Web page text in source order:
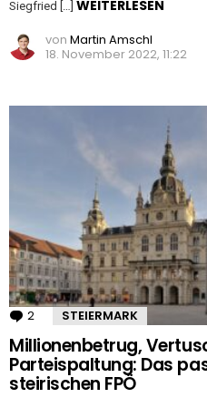
Siegfried […] WEITERLESEN
von Martin Amschl
18. November 2022, 11:22
2 Kommentare
STEIERMARK
Millionenbetrug,
Parteispaltung: Das
steirischen FPÖ